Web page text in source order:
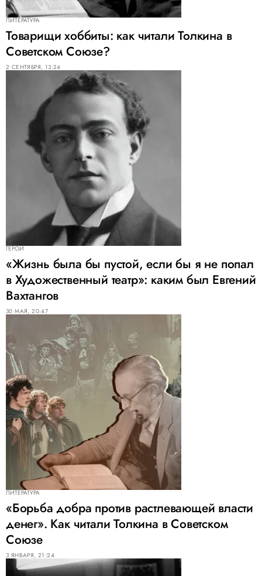
ЛИТЕРАТУРА
Товарищи хоббиты: как читали Толкина в
Советском Союзе?
2 СЕНТЯБРЯ, 13:24
ГЕРОИ
«Жизнь была бы пустой, если бы я не попал
в Художественный театр»: каким был Евгений
Вахтангов
30 МАЯ, 20:47
ЛИТЕРАТУРА
«Борьба добра против растлевающей власти
денег». Как читали Толкина в Советском
Союзе
3 ЯНВАРЯ, 21:24